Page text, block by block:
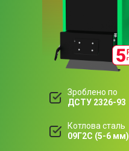
Зроблено по
ДСТУ 2326-93
Котлова сталь
09Г2С (5-6 мм)